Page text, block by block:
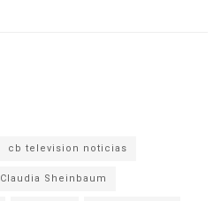
cb television noticias
Claudia Sheinbaum